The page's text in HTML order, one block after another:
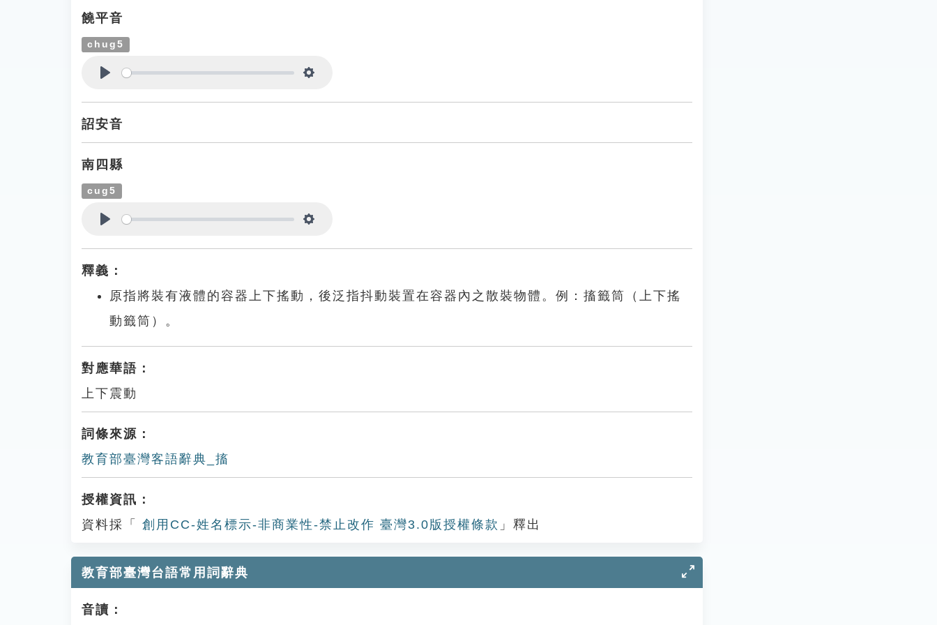
饒平音
chug5
詔安音
南四縣
cug5
釋義：
原指將裝有液體的容器上下搖動，後泛指抖動裝置在容器內之散裝物體。例：搐籤筒（上下搖
動籤筒）。
對應華語：
上下震動
詞條來源：
教育部臺灣客語辭典_搐
授權資訊：
資料採「
創用CC-姓名標示-非商業性-禁止改作 臺灣3.0版授權條款 」釋出
教育部臺灣台語常用詞辭典
音讀：